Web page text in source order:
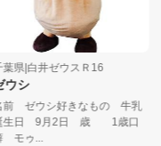
千葉県|白井ゼウスＲ16
ゼウシ
名前 ゼウシ好きなもの 牛乳
誕生日 9月2日 歳 1歳口
癖 モゥ...